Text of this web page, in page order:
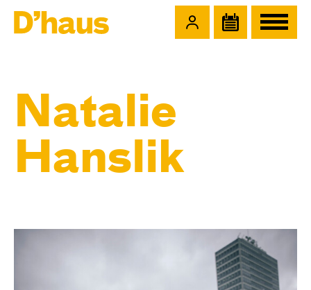
Natalie
Hanslik